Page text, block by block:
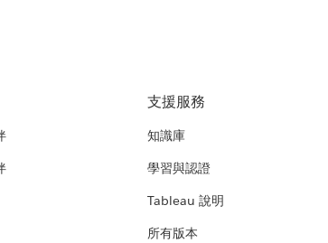
支援服務
知識庫
學習與認證
Tableau 說明
所有版本